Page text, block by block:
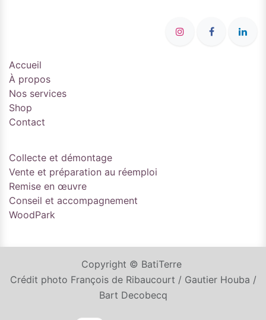
Accueil
À propos
Nos services
Shop
Contact
Collecte et démontage
Vente et préparation au réemploi
Remise en œuvre
Conseil et accompagnement
WoodPark
Copyright © BatiTerre
Crédit photo François de Ribaucourt / Gautier Houba /
Bart Decobecq